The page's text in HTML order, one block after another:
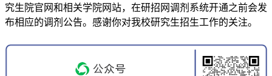
究生院官网和相关学院网站，在研招网调剂系统开通之前会发
布相应的调剂公告。感谢你对我校研究生招生工作的关注。